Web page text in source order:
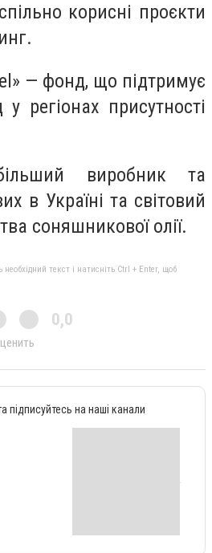
корисні проєкти
— фонд, що підтримує
регіонах присутності
виробник та
в Україні та світовий
соняшникової олії.
текст і натисніть Ctrl + Enter, щоб
0,0
підписуйтесь на наші канали